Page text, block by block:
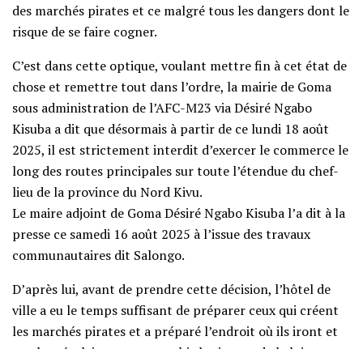
des marchés pirates et ce malgré tous les dangers dont le
risque de se faire cogner.
C’est dans cette optique, voulant mettre fin à cet état de
chose et remettre tout dans l’ordre, la mairie de Goma
sous administration de l’AFC-M23 via Désiré Ngabo
Kisuba a dit que désormais à partir de ce lundi 18 août
2025, il est strictement interdit d’exercer le commerce le
long des routes principales sur toute l’étendue du chef-
lieu de la province du Nord Kivu.
Le maire adjoint de Goma Désiré Ngabo Kisuba l’a dit à la
presse ce samedi 16 août 2025 à l’issue des travaux
communautaires dit Salongo.
D’après lui, avant de prendre cette décision, l’hôtel de
ville a eu le temps suffisant de préparer ceux qui créent
les marchés pirates et a préparé l’endroit où ils iront et